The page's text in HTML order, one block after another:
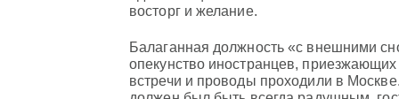
восторг и желание.
Балаганная должность «с внешними
опекунство иностранцев,
встречи и проводы проходили в